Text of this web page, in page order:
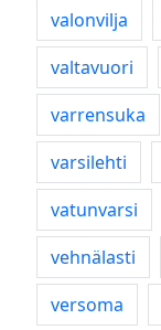
valonvilja
valtavuori
varrensuka
varsilehti
vatunvarsi
vehnälasti
versoma